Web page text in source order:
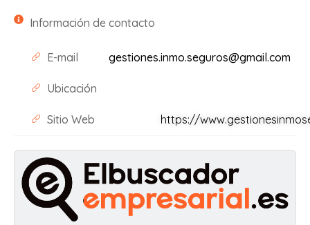
Información de contacto
E-mail gestiones.inmo.seguros@gmail.com
Ubicación
Sitio Web https://